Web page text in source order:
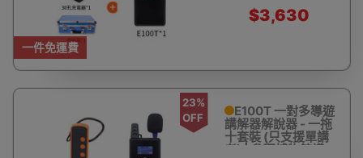
一件免運費
學 接待翻譯 同聲傳
$3,630
23%
OFF
E100T 一對多導遊
講解器解說器 - 一拖
十套裝 (只支援單講
者) | 參觀博物館講